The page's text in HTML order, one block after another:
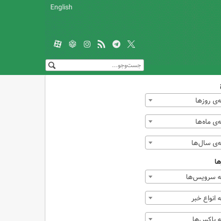
English
روزها
ماه‌ها
سال‌ها
سرویس‌ها
انواع خبر